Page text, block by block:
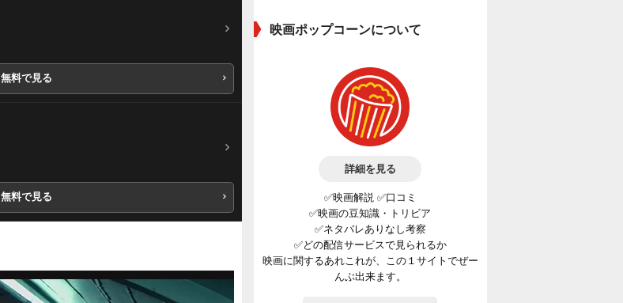
無料で見る
無料で見る
映画ポップコーンについて
詳細を見る
✅映画解説 ✅口コミ
✅映画の豆知識・トリビア
✅ネタバレありなし考察
✅どの配信サービスで見られるか
映画に関するあれこれが、この１サイトでぜー
んぶ出来ます。